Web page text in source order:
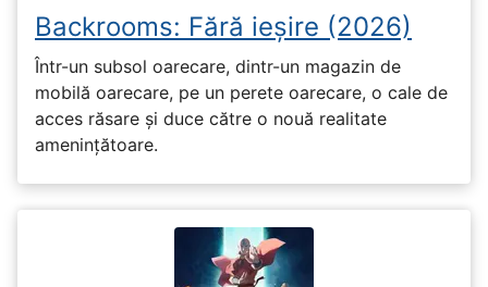
Backrooms: Fără ieșire (2026)
Într-un subsol oarecare, dintr-un magazin de
mobilă oarecare, pe un perete oarecare, o cale de
acces răsare și duce către o nouă realitate
amenințătoare.